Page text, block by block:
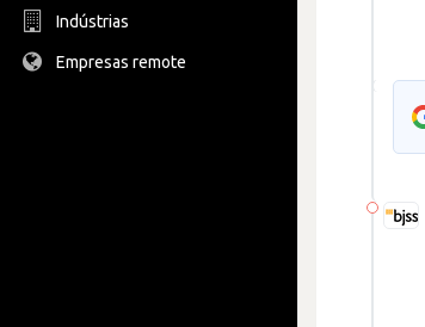
Indústrias
Empresas remote